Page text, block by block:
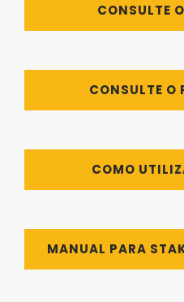
CONSULTE
CONSULTE O
COMO
MANUAL PARA